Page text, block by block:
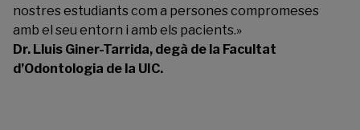
nostres estudiants com a persones compromeses
amb el seu entorn i amb els pacients.»
Dr. Lluis Giner-Tarrida, degà de la Facultat
d’Odontologia de la UIC.